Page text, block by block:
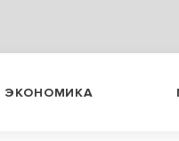
ЭКОНОМИКА